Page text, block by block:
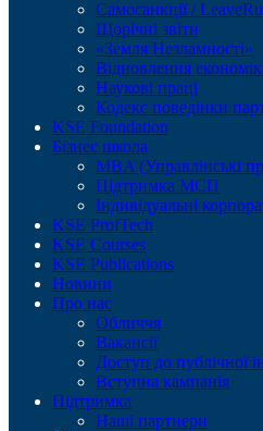
Самосанкції /
Щорічні звіти
«Земля Незламності»
Відновлення
Наукові праці
Кодекс поведінки
KSE Foundation
Бізнес школа
MBA (Управлінські
Підтримка МСП
Індивідуальні
KSE ProfTech
KSE Courses
KSE Publications
Новини
Про нас
Обличчя
Вакансії
Доступ до публічної
Вступна кампанія
Підтримка
Наші партнери